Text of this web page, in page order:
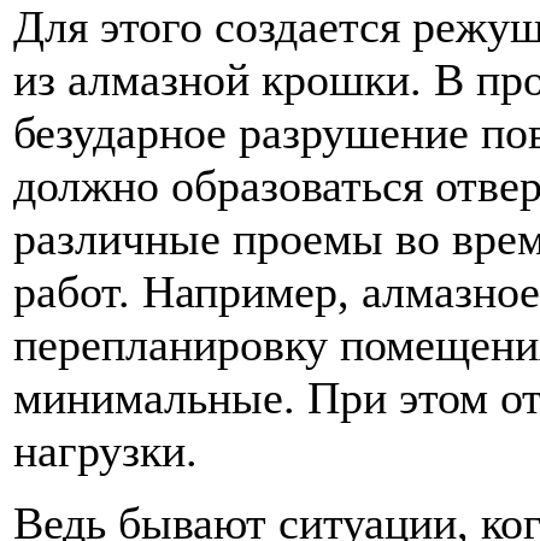
Для этого создается
из алмазной крошки. В
безударное разрушение
должно образоваться
различные проемы во
работ. Например,
перепланировку
минимальные. При этом
нагрузки.
Ведь бывают ситуации,